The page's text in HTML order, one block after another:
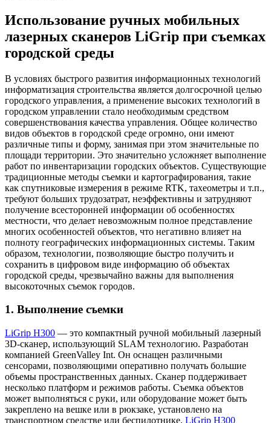
Использование ручных мобильных
лазерных сканеров LiGrip при съемках
городской среды
В условиях быстрого развития информационных технологий
информатизация строительства является долгосрочной целью
городского управления, а применение высоких технологий в
городском управлении стало необходимым средством
совершенствования качества управления. Общее количество
видов объектов в городской среде огромно, они имеют
различные типы и форму, занимая при этом значительные по
площади территории. Это значительно усложняет выполнение
работ по инвентаризации городских объектов. Существующие
традиционные методы съемки и картографирования, такие
как спутниковые измерения в режиме RTK, тахеометры и т.п.,
требуют больших трудозатрат, неэффективны и затрудняют
получение всесторонней информации об особенностях
местности, что делает невозможным полное представление
многих особенностей объектов, что негативно влияет на
полноту географических информационных системы. Таким
образом, технологии, позволяющие быстро получить и
сохранить в цифровом виде информацию об объектах
городской среды, чрезвычайно важны для выполнения
высокоточных съемок городов.
1. Выполнение съемки
LiGrip H300 — это компактный ручной мобильный лазерный
3D-сканер, использующий SLAM технологию. Разработан
компанией GreenValley Int. Он оснащен различными
сенсорами, позволяющими оперативно получать большие
объемы пространственных данных. Сканер поддерживает
несколько платформ и режимов работы. Съемка объектов
может выполняться с руки, или оборудование может быть
закреплено на вешке или в рюкзаке, установлено на
транспортном средстве или беспилотнике. LiGrip H300